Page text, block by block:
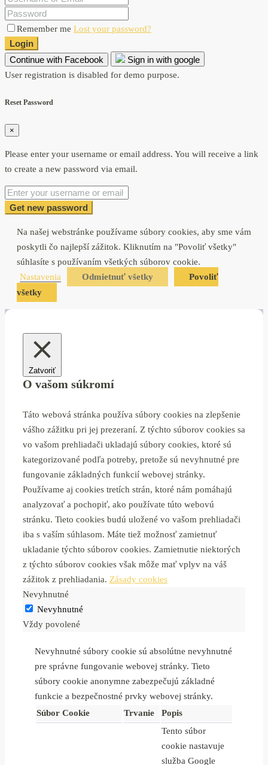
Remember me Lost your password?
Login
Continue with Facebook
Sign in with google
User registration is disabled for demo purpose.
Reset Password
×
Please enter your username or email address. You will receive a link
to create a new password via email.
Get new password
Na našej webstránke používame súbory cookies, aby sme vám
poskytli čo najlepší zážitok. Kliknutím na "Povoliť všetky"
súhlasíte s používaním všetkých súborov cookie.
Nastavenia
Odmietnuť všetky
Povoliť
všetky
Zatvoriť
O vašom súkromí
Táto webová stránka používa súbory cookies na zlepšenie
vášho zážitku pri jej prezeraní. Z týchto súborov cookies sa
vo vašom prehliadači ukladajú súbory cookies, ktoré sú
kategorizované podľa potreby, pretože sú nevyhnutné pre
fungovanie základných funkcií webovej stránky.
Používame aj cookies tretích strán, ktoré nám pomáhajú
analyzovať a pochopiť, ako používate túto webovú
stránku. Tieto cookies budú uložené vo vašom prehliadači
iba s vaším súhlasom. Máte tiež možnosť zamietnuť
ukladanie týchto súborov cookies. Zamietnutie niektorých
z týchto súborov cookies však môže mať vplyv na váš
zážitok z prehliadania. Zásady cookies
Nevyhnutné
Nevyhnutné
Vždy povolené
Nevyhnutné súbory cookie sú absolútne nevyhnutné
pre správne fungovanie webovej stránky. Tieto
súbory cookie anonymne zabezpečujú základné
funkcie a bezpečnostné prvky webovej stránky.
Súbor Cookie
Trvanie
Popis
Tento súbor
cookie nastavuje
služba Google